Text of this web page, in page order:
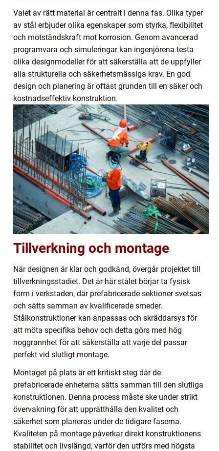
Valet av rätt material är centralt i denna fas. Olika typer
av stål erbjuder olika egenskaper som styrka, flexibilitet
och motståndskraft mot korrosion. Genom avancerad
programvara och simuleringar kan ingenjörena testa
olika designmodeller för att säkerställa att de uppfyller
alla strukturella och säkerhetsmässiga krav. En god
design och planering är oftast grunden till en säker och
kostnadseffektiv konstruktion.
Tillverkning och montage
När designen är klar och godkänd, övergår projektet till
tillverkningsstadiet. Det är här stålet börjar ta fysisk
form i verkstaden, där prefabricerade sektioner svetsas
och sätts samman av kvalificerade smeder.
Stålkonstruktioner kan anpassas och skräddarsys för
att möta specifika behov och detta görs med hög
noggrannhet för att säkerställa att varje del passar
perfekt vid slutligt montage.
Montaget på plats är ett kritiskt steg där de
prefabricerade enheterna sätts samman till den slutliga
konstruktionen. Denna process måste ske under strikt
övervakning för att upprätthålla den kvalitet och
säkerhet som planeras under de tidigare faserna.
Kvaliteten på montage påverkar direkt konstruktionens
stabilitet och livslängd, varför den utförs med högsta